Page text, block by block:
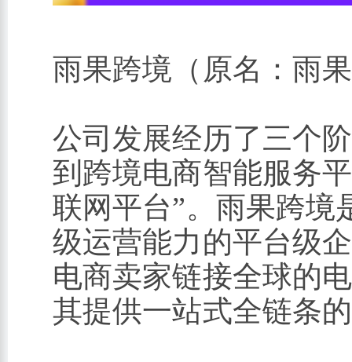
雨果跨境（原名：雨
公司发展经历了三个
到跨境电商智能服务
联网平台”。雨果跨境
级运营能力的平台级
电商卖家链接全球的
其提供一站式全链条